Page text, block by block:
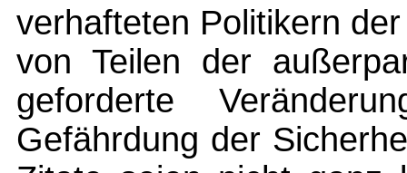
verhafteten Politikern
von Teilen der
geforderte
Gefährdung der